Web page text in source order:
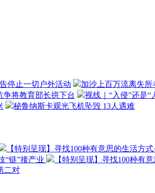
停止一切户外活动 加沙上百万流离失
争将教育部长拱下台
视线｜“入侵”还是
秘鲁纳斯卡观光飞机坠毁 13人遇难
【特别呈现】寻找100种有意思的生活方式
“链”接产业
【特别呈现】寻找100种有
二对